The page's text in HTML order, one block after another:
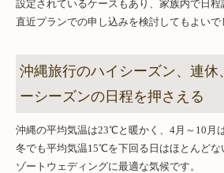
設定されているケースもあり、家族内で日程
直近プランでの申し込みを検討してもよいで
沖縄旅行のハイシーズン、連休
ーシーズンの日程を押さえる
沖縄の平均気温は23℃と暖かく、4月～10月
冬でも平均気温15℃を下回る日はほとんどな
ゾートウェディングに最適な気候です。